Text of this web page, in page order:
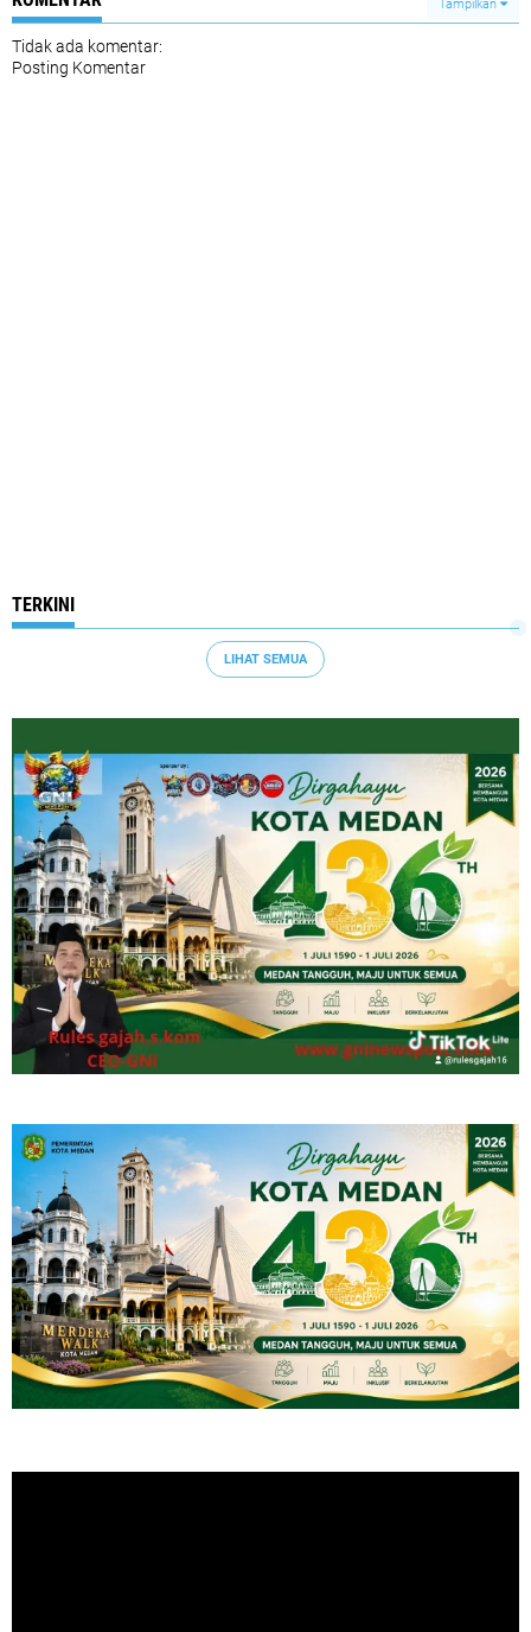
Tampilkan
Tidak ada komentar:
Posting Komentar
TERKINI
LIHAT SEMUA